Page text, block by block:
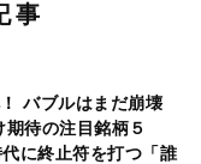
事
バブルはまだ崩壊
待の注目銘柄５
に終止符を打つ「誰